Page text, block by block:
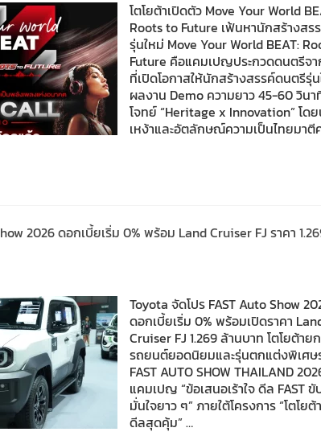
โตโยต้าเปิดตัว Move Your World
Roots to Future เฟ้นหานักสร้างสร
รุ่นใหม่ Move Your World BEAT:
Future คือแคมเปญประกวดดนตรีจา
ที่เปิดโอกาสให้นักสร้างสรรค์ดนตรีรุ่
ผลงาน Demo ความยาว 45-60 วินา
โจทย์ “Heritage x Innovation” โดย
เหง้าและอัตลักษณ์ความเป็นไทยมาตี
2026 ดอกเบี้ยเริ่ม 0% พร้อม Land Cruiser FJ ราคา
Toyota จัดโปร FAST Auto Show
ดอกเบี้ยเริ่ม 0% พร้อมเปิดราคา
Cruiser FJ 1.269 ล้านบาท โตโยต้าย
รถยนต์ยอดนิยมและรุ่นตกแต่งพิเศษ
FAST AUTO SHOW THAILAND
แคมเปญ “ข้อเสนอเร้าใจ ดีล FAST
มั่นใจยาว ๆ” ภายใต้โครงการ “โตโย
ดีลสุดคุ้ม” …